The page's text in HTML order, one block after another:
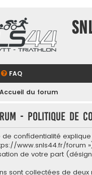
FAQ
Accueil du forum
- Politique de
confidentialité explique
www.snls44.fr/forum
de votre part
sont collectées de deux